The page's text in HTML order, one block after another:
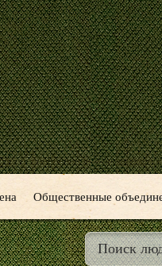
Общественные